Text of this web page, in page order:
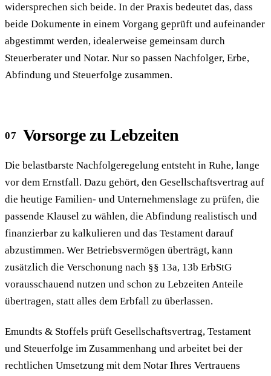
widersprechen sich beide. In der Praxis bedeutet das, dass
beide Dokumente in einem Vorgang geprüft und aufeinander
abgestimmt werden, idealerweise gemeinsam durch
Steuerberater und Notar. Nur so passen Nachfolger, Erbe,
Abfindung und Steuerfolge zusammen.
Vorsorge zu Lebzeiten
Die belastbarste Nachfolgeregelung entsteht in Ruhe, lange
vor dem Ernstfall. Dazu gehört, den Gesellschaftsvertrag auf
die heutige Familien- und Unternehmenslage zu prüfen, die
passende Klausel zu wählen, die Abfindung realistisch und
finanzierbar zu kalkulieren und das Testament darauf
abzustimmen. Wer Betriebsvermögen überträgt, kann
zusätzlich die Verschonung nach §§ 13a, 13b ErbStG
vorausschauend nutzen und schon zu Lebzeiten Anteile
übertragen, statt alles dem Erbfall zu überlassen.
Emundts & Stoffels prüft Gesellschaftsvertrag, Testament
und Steuerfolge im Zusammenhang und arbeitet bei der
rechtlichen Umsetzung mit dem Notar Ihres Vertrauens